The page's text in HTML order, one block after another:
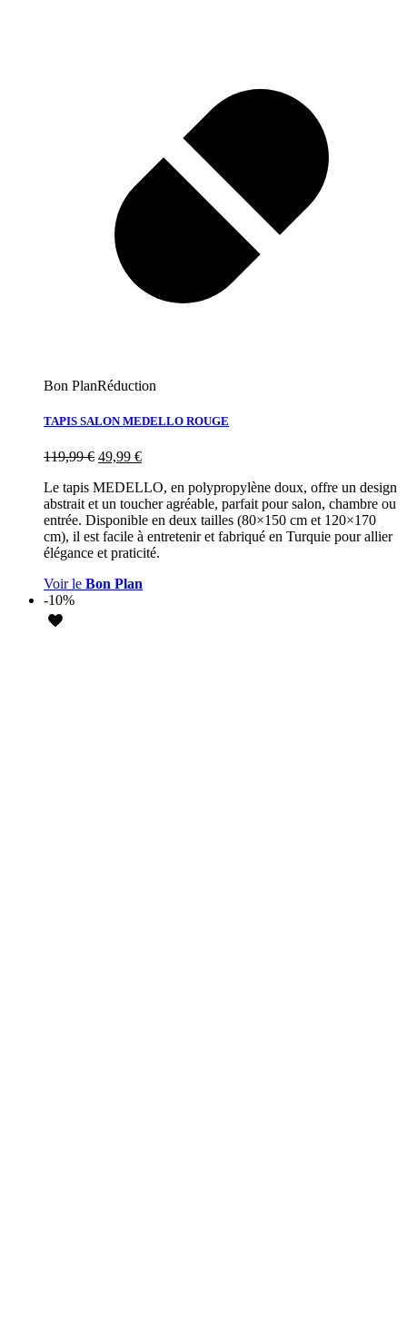
Bon PlanRéduction
TAPIS SALON MEDELLO ROUGE
119,99€ 49,99 €
Le tapis MEDELLO, en polypropylène doux, offre un design
abstrait et un toucher agréable, parfait pour salon, chambre ou
entrée. Disponible en deux tailles (80×150 cm et 120×170
cm), il est facile à entretenir et fabriqué en Turquie pour allier
élégance et praticité.
Voir le Bon Plan
-10%